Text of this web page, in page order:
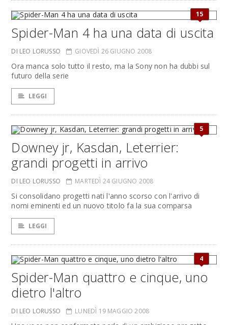
15
Spider-Man 4 ha una data di uscita
DI LEO LORUSSO GIOVEDÌ 26 GIUGNO 2008
Ora manca solo tutto il resto, ma la Sony non ha dubbi sul
futuro della serie
LEGGI
5
Downey jr, Kasdan, Leterrier:
grandi progetti in arrivo
DI LEO LORUSSO MARTEDÌ 24 GIUGNO 2008
Si consolidano progetti nati l'anno scorso con l'arrivo di
nomi eminenti ed un nuovo titolo fa la sua comparsa
LEGGI
4
Spider-Man quattro e cinque, uno
dietro l'altro
DI LEO LORUSSO LUNEDÌ 19 MAGGIO 2008